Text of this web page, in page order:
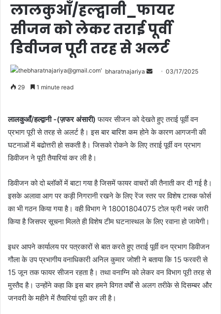
लालकुआँ/हल्द्वानी_फायर
सीजन को लेकर तराई पूर्वी
डिवीजन पूरी तरह से अलर्ट
bharatnajariya 03/17/2025
29 1 minute read
लालकुआँ/हल्द्वानी -(ज़फर अंसारी) फायर सीजन को देखते हुए तराई पूर्वी वन
प्रभाग पूरी से तरह से अलर्ट है। इस बार बारिश कम होने के कारण आगजनी की
घटनाओं में बढोत्तरी हो सकती है। जिसको रोकने के लिए तराई पूर्वी वन प्रभाग
डिवीजन ने पूरी तैयारियां कर ली है।
डिवीजन को दो ब्लॉकों में बाटा गया है जिसमें फायर वाचरों की तैनाती कर दी गई है।
इसके अलावा आग पर कड़ी निगरानी रखने के लिए रेंज स्तर पर विशेष टास्क फोर्स
का भी गठन किया गया है। वही विभाग ने 18001804075 टोल फ्री नबंर जारी
किया है जिसपर सूचना मिलते ही विशेष टीम घटनास्थल के लिए रवाना हो जायेगी।
इधर आपने कार्यालय पर पत्रकारों से बात करते हुए तराई पूर्वी वन प्रभाग डिवीजन
गौला के उप प्रभागीय वनाधिकारी अनिल कुमार जोशी ने बताया कि 15 फरवरी से
15 जून तक फायर सीजन रहता है। तथा वनाग्नि को लेकर वन विभाग पूरी तरह से
मुस्तैद है। उन्होंने कहा कि इस बार हमने विगत वर्षों से अलग तरीके से दिसम्बर और
जनवरी के महीने में तैयारियां पूरी कर ली है।